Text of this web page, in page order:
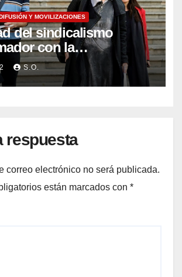
Y MOVILIZACIONES
del sindicalismo
con la
de la CUP Eulàlia
Antonio Baños
S.O.
respuesta
correo electrónico no será publicada.
están marcados con *